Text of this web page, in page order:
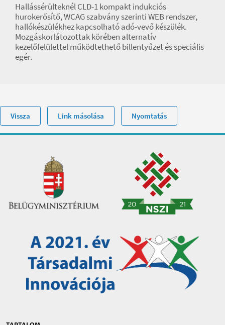
Hallássérülteknél CLD-1 kompakt indukciós
hurokerősítő, WCAG szabvány szerinti WEB rendszer,
hallókészülékhez kapcsolható adó-vevő készülék.
Mozgáskorlátozottak körében alternatív
kezelőfelülettel működtethető billentyűzet és speciális
egér.
Vissza Link másolása Nyomtatás